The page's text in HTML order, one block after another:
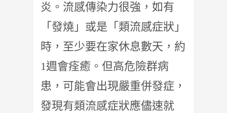
炎。流感傳染力很強，如有
「發燒」或是「類流感症狀」
時，至少要在家休息數天，約
1週會痊癒。但高危險群病
患，可能會出現嚴重併發症，
發現有類流感症狀應儘速就